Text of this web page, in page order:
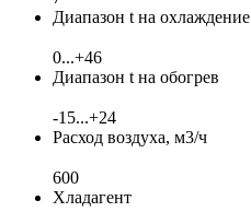
Диапазон t на охлаждение
0...+46
Диапазон t на обогрев
-15...+24
Расход воздуха, м3/ч
600
Хладагент